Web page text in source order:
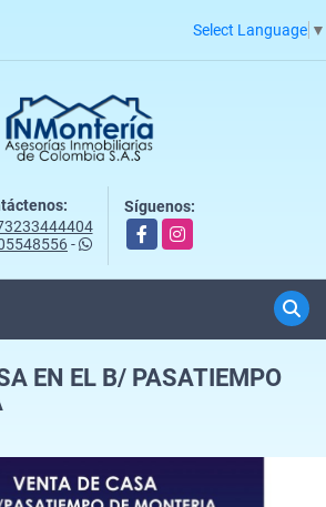
Select Language ▼
-
Síguenos:
FacebookInstagram
EN EL B/ PASATIEMPO